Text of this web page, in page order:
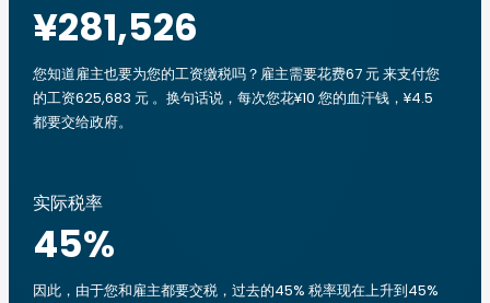
¥281,526
您知道雇主也要为您的工资缴税吗？雇主需要花费67 元 来支付您
的工资625,683 元 。换句话说，每次您花¥10 您的血汗钱，¥4.5
都要交给政府。
实际税率
45%
因此，由于您和雇主都要交税，过去的45% 税率现在上升到45%